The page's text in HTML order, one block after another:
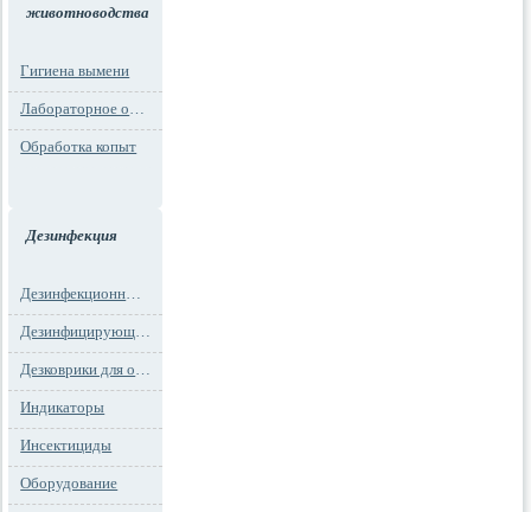
животноводства
Гигиена вымени
Лабораторное оборудование
Обработка копыт
Дезинфекция
Дезинфекционные маты
Дезинфицирующие средства
Дезковрики для обуви
Индикаторы
Инсектициды
Оборудование